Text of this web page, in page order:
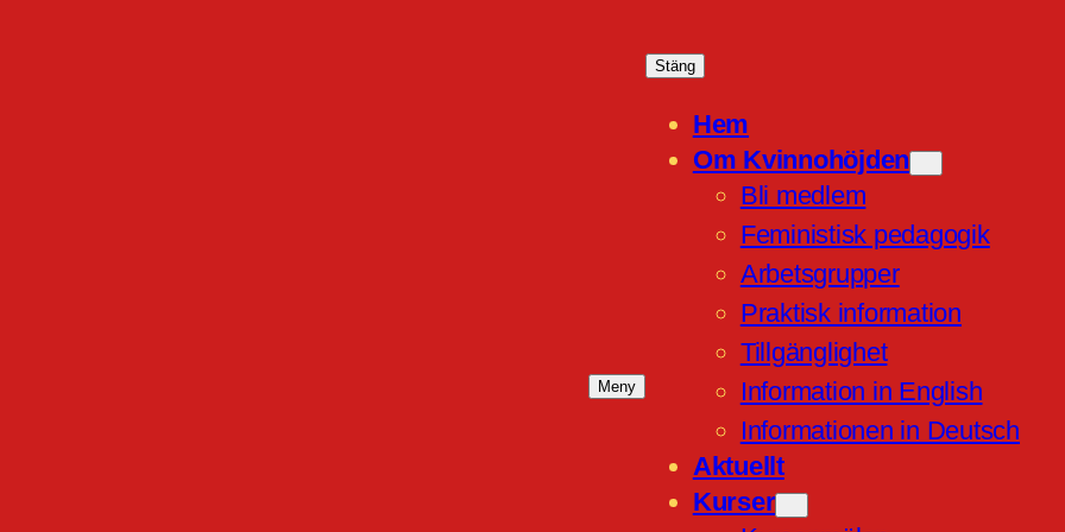
Meny
Stäng
Hem
Om Kvinnohöjden
Bli medlem
Feministisk pedagogik
Arbetsgrupper
Praktisk information
Tillgänglighet
Information in English
Informationen in Deutsch
Aktuellt
Kurser